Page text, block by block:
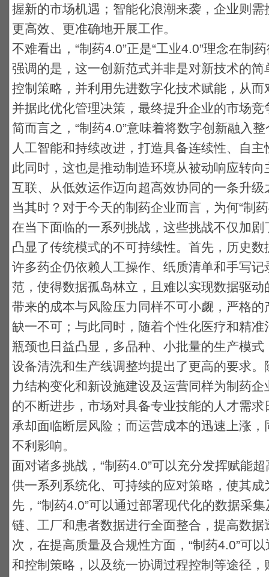
握新的市场机遇；智能化浪潮来袭，企业则
更高效、更准确地开展工作。
不难看出，“制药4.0”正是“工业4.0”理念在制
强调的是，这一创新范式并非是对新技术的
控制策略，并利用先进数字化技术赋能，从
并据此优化管理决策，最终提升企业的市场竞
简而言之，“制药4.0”意味着将数字创新融入
人工智能和持续改进，打造具备连续性、自
此同时，这也是推动制造环境从被动响应转
互联、从低效运作迈向超高效协同的一条升级
当其时？对于今天的制药企业而言，为何“制
在当下面临的一系列挑战，这些挑战不仅加
凸显了传统模式的不可持续性。首先，历史
许多药企仍依赖人工操作、纸质清单和手写
范，使得数据孤岛林立，且难以实现数据驱
带来的成本与风险压力同样不可小觑，严格
缺一不可；与此同时，随着个性化医疗和精
瓶颈也日益凸显，多品种、小批量的生产模
设备清洗和生产线调整均提出了更高的要求
力结构变化和新设施建设及运营同样为制药
的不断进步，市场对具备专业技能的人才需
承却面临断层风险；而运营成本的迅速上涨
不利影响。
面对诸多挑战，“制药4.0”可以充分发挥赋能
供一系列系统化、可持续的应对策略，使其成
先，“制药4.0”可以通过部署现代化的数据采
链、工厂和患者数据进行全面整合，提高数
次，在提高质量及合规性方面，“制药4.0”可
和控制策略，以及统一协调过程控制等途径